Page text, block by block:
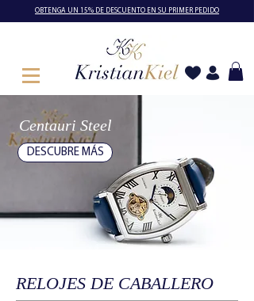
OBTENGA UN 15% DE DESCUENTO EN SU PRIMER PEDIDO
Centauri Steel
DESCUBRE MÁS
RELOJES DE CABALLERO